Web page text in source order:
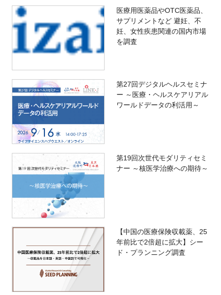
医療用医薬品やOTC医薬品、
サプリメントなど 避妊、不
妊、女性疾患関連の国内市場
を調査
第27回デジタルヘルスセミナ
ー ～医療・ヘルスケアリアル
ワールドデータの利活用～
第19回次世代モダリティセミ
ナー ～核医学治療への期待～
【中国の医療保険収載薬、25
年前比で2倍超に拡大】シー
ド・プランニング調査